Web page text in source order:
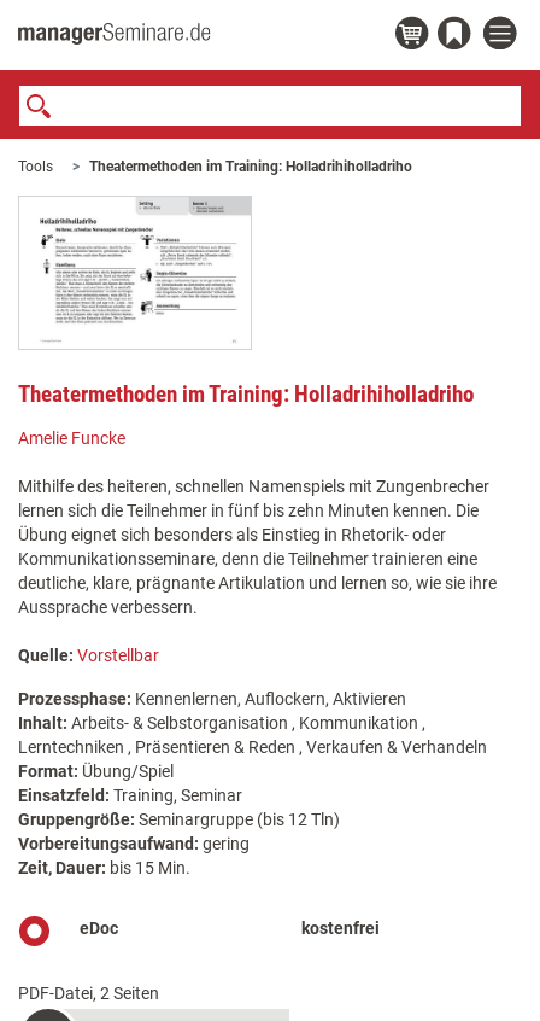
Tools Theatermethoden im Training: Holladrihiholladriho
Theatermethoden im Training: Holladrihiholladriho
Amelie Funcke
Mithilfe des heiteren, schnellen Namenspiels mit Zungenbrecher
lernen sich die Teilnehmer in fünf bis zehn Minuten kennen. Die
Übung eignet sich besonders als Einstieg in Rhetorik- oder
Kommunikationsseminare, denn die Teilnehmer trainieren eine
deutliche, klare, prägnante Artikulation und lernen so, wie sie ihre
Aussprache verbessern.
Quelle: Vorstellbar
Prozessphase: Kennenlernen, Auflockern, Aktivieren
Inhalt: Arbeits- & Selbstorganisation , Kommunikation ,
Lerntechniken , Präsentieren & Reden , Verkaufen & Verhandeln
Format: Übung/Spiel
Einsatzfeld: Training, Seminar
Gruppengröße: Seminargruppe (bis 12 Tln)
Vorbereitungsaufwand: gering
Zeit, Dauer: bis 15 Min.
eDoc kostenfrei
PDF-Datei, 2 Seiten